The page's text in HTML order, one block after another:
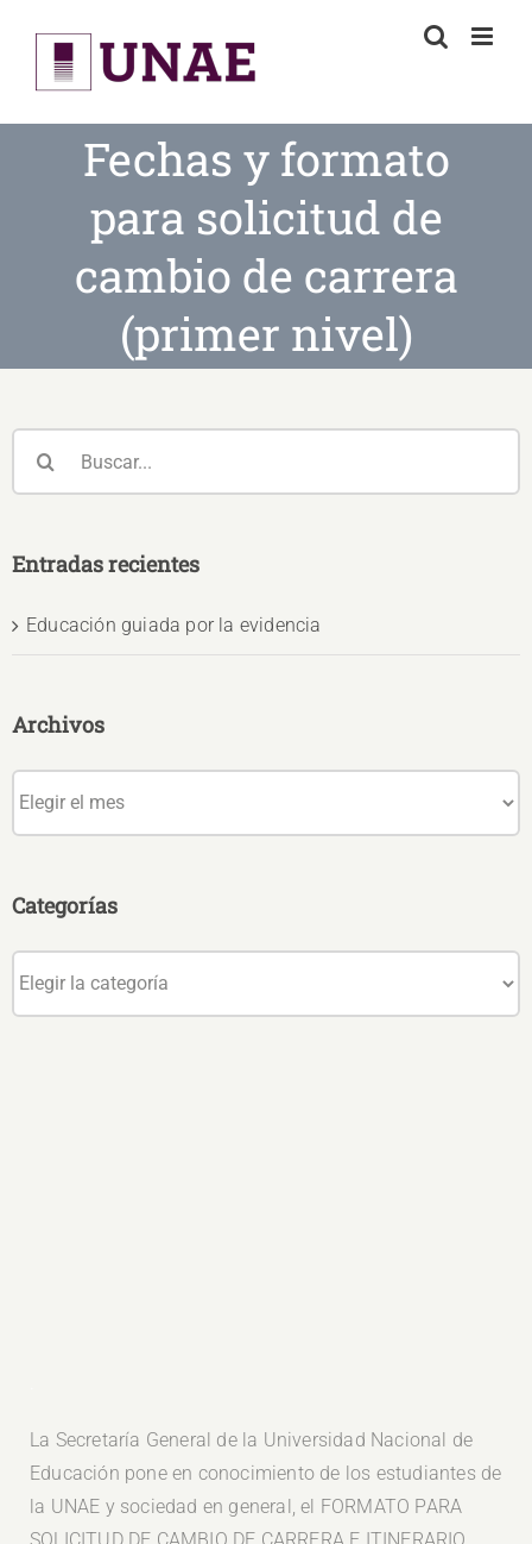
content
Fechas y formato
para solicitud de
cambio de carrera
(primer nivel)
La Secretaría General de la Universidad Nacional de
Educación pone en conocimiento de los estudiantes de
la UNAE y sociedad en general, el FORMATO PARA
Entradas recientes
Educación guiada por la evidencia
Archivos
Categorías